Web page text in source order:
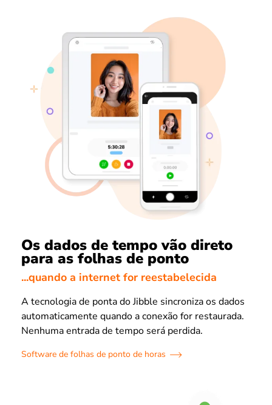
Os dados de tempo vão direto
para as folhas de ponto
...quando a internet for reestabelecida
A tecnologia de ponta do Jibble sincroniza os dados
automaticamente quando a conexão for restaurada.
Nenhuma entrada de tempo será perdida.
Software de folhas de ponto de horas